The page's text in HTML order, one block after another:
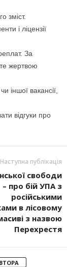
зміст.
і ліцензії
За
жертвою
іншої вакансії,
відгуки про
Наступна публікація
свободи
– про бій УПА з
російськими
в лісовому
з назвою
Перехрестя